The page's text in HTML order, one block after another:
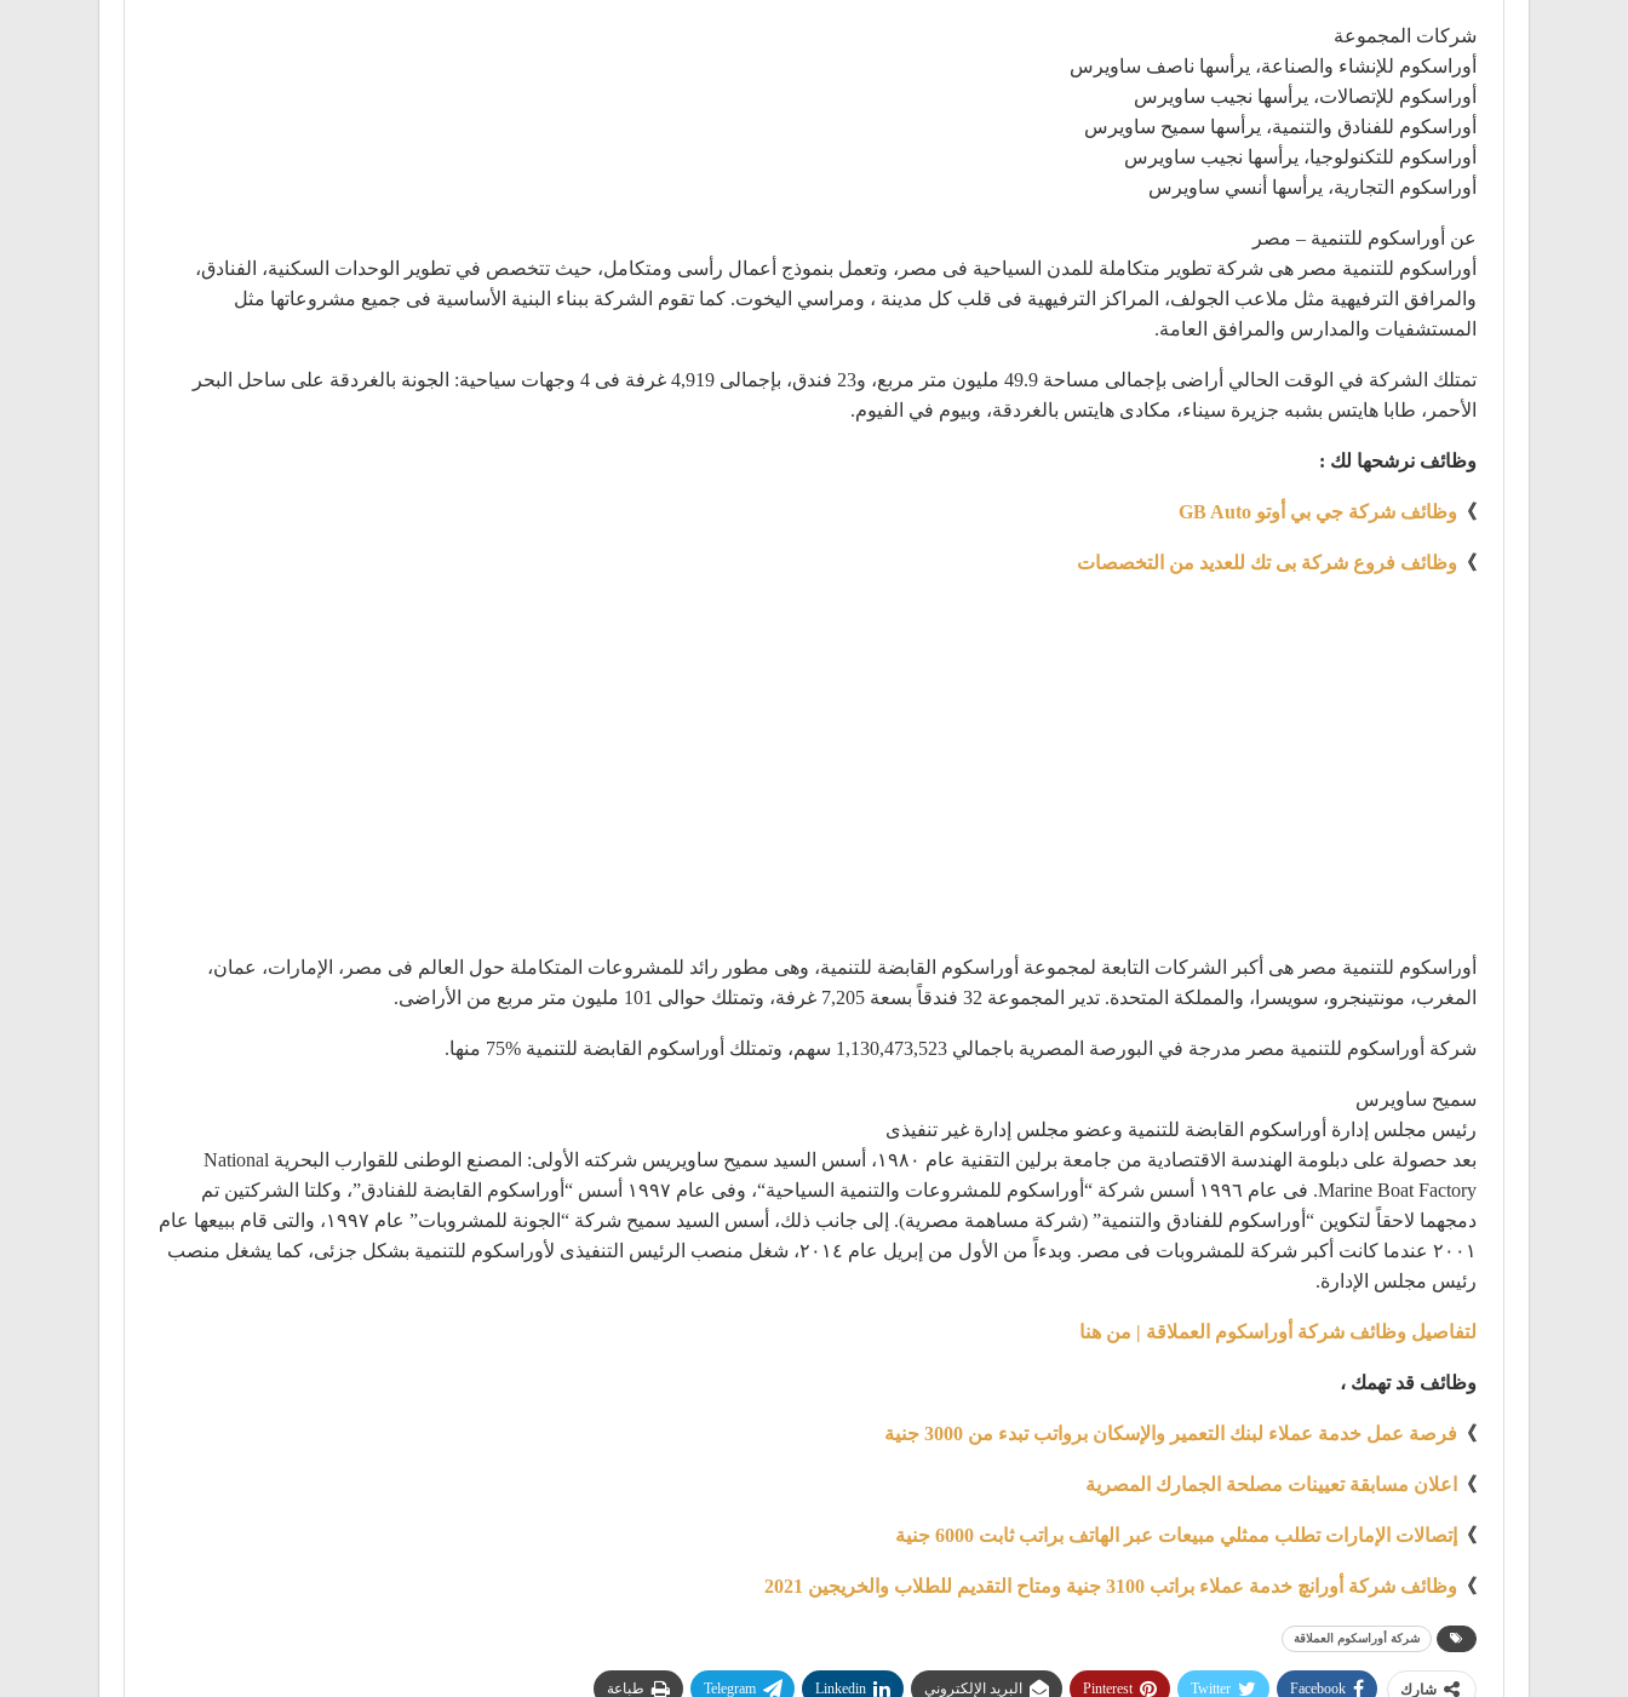
شركات المجموعة
أوراسكوم للإنشاء والصناعة، يرأسها ناصف ساويرس
أوراسكوم للإتصالات، يرأسها نجيب ساويرس
أوراسكوم للفنادق والتنمية، يرأسها سميح ساويرس
أوراسكوم للتكنولوجيا، يرأسها نجيب ساويرس
أوراسكوم التجارية، يرأسها أنسي ساويرس
عن أوراسكوم للتنمية – مصر
أوراسكوم للتنمية مصر هى شركة تطوير متكاملة للمدن السياحية فى مصر، وتعمل بنموذج أعمال رأسى ومتكامل، حيث تتخصص في تطوير الوحدات السكنية، الفنادق،
والمرافق الترفيهية مثل ملاعب الجولف، المراكز الترفيهية فى قلب كل مدينة ، ومراسي اليخوت. كما تقوم الشركة ببناء البنية الأساسية فى جميع مشروعاتها مثل
المستشفيات والمدارس والمرافق العامة.
تمتلك الشركة في الوقت الحالي أراضى بإجمالى مساحة 49.9 مليون متر مربع، و23 فندق، بإجمالى 4,919 غرفة فى 4 وجهات سياحية: الجونة بالغردقة على ساحل البحر
الأحمر، طابا هايتس بشبه جزيرة سيناء، مكادى هايتس بالغردقة، وبيوم في الفيوم.
وظائف نرشحها لك :
》 وظائف شركة جي بي أوتو GB Auto
》 وظائف فروع شركة بى تك للعديد من التخصصات
أوراسكوم للتنمية مصر هى أكبر الشركات التابعة لمجموعة أوراسكوم القابضة للتنمية، وهى مطور رائد للمشروعات المتكاملة حول العالم فى مصر، الإمارات، عمان،
المغرب، مونتينجرو، سويسرا، والمملكة المتحدة. تدير المجموعة 32 فندقاً بسعة 7,205 غرفة، وتمتلك حوالى 101 مليون متر مربع من الأراضى.
شركة أوراسكوم للتنمية مصر مدرجة في البورصة المصرية باجمالي 1,130,473,523 سهم، وتمتلك أوراسكوم القابضة للتنمية %75 منها.
سميح ساويرس
رئيس مجلس إدارة أوراسكوم القابضة للتنمية وعضو مجلس إدارة غير تنفيذى
بعد حصولة على دبلومة الهندسة الاقتصادية من جامعة برلين التقنية عام ١٩٨٠، أسس السيد سميح ساويريس شركته الأولى: المصنع الوطنى للقوارب البحرية National
Marine Boat Factory. فى عام ١٩٩٦ أسس شركة “أوراسكوم للمشروعات والتنمية السياحية“، وفى عام ١٩٩٧ أسس “أوراسكوم القابضة للفنادق”، وكلتا الشركتين تم
دمجهما لاحقاً لتكوين “أوراسكوم للفنادق والتنمية” (شركة مساهمة مصرية). إلى جانب ذلك، أسس السيد سميح شركة “الجونة للمشروبات” عام ١٩٩٧، والتى قام ببيعها عام
٢٠٠١ عندما كانت أكبر شركة للمشروبات فى مصر. وبدءاً من الأول من إبريل عام ٢٠١٤، شغل منصب الرئيس التنفيذى لأوراسكوم للتنمية بشكل جزئى، كما يشغل منصب
رئيس مجلس الإدارة.
لتفاصيل وظائف شركة أوراسكوم العملاقة | من هنا
وظائف قد تهمك ،
》 فرصة عمل خدمة عملاء لبنك التعمير والإسكان برواتب تبدء من 3000 جنية
》 اعلان مسابقة تعيينات مصلحة الجمارك المصرية
》 إتصالات الإمارات تطلب ممثلي مبيعات عبر الهاتف براتب ثابت 6000 جنية
》 وظائف شركة أورانچ خدمة عملاء براتب 3100 جنية ومتاح التقديم للطلاب والخريجين 2021
شركة أوراسكوم العملاقة
شارك Facebook
Twitter
Pinterest البريد الإلكتروني Linkedin
Telegram طباعة